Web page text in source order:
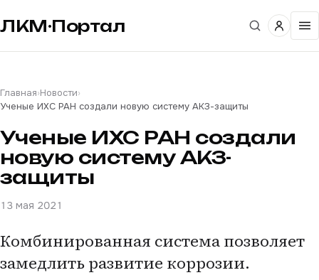
ЛКМ·Портал
Главная›Новости›
Ученые ИХС РАН создали новую систему АКЗ-защиты
Ученые ИХС РАН создали
новую систему АКЗ-
защиты
13 мая 2021
Комбинированная система позволяет
замедлить развитие коррозии.